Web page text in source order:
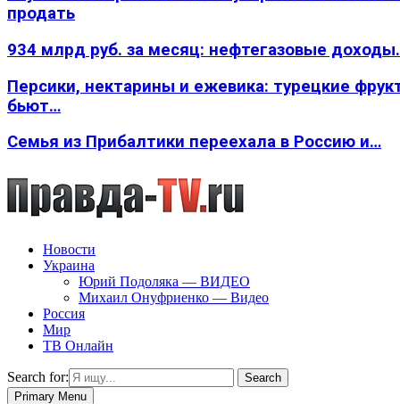
продать
934 млрд руб. за месяц: нефтегазовые
Персики, нектарины и ежевика: турецкие
бьют…
Семья из Прибалтики переехала в Россию и…
Новости
Украина
Юрий Подоляка — ВИДЕО
Михаил Онуфриенко — Видео
Россия
Мир
ТВ Онлайн
Search for:
Search
Primary Menu